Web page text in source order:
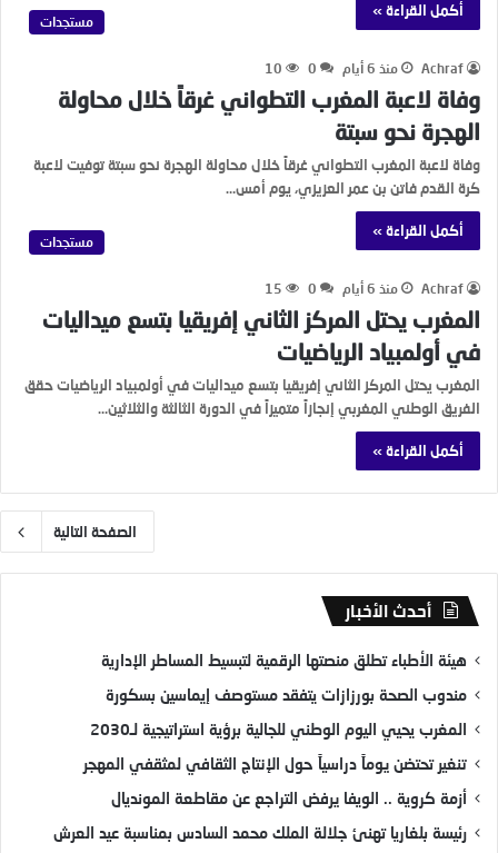
أكمل القراءة »
مستجدات
Achraf منذ 6 أيام 0
10
وفاة لاعبة المغرب التطواني غرقاً خلال محاولة
الهجرة نحو سبتة
وفاة لاعبة المغرب التطواني غرقاً خلال محاولة الهجرة نحو سبتة توفيت لاعبة
كرة القدم فاتن بن عمر العزيزي، يوم أمس…
أكمل القراءة »
مستجدات
Achraf منذ 6 أيام 0
15
المغرب يحتل المركز الثاني إفريقيا بتسع ميداليات
في أولمبياد الرياضيات
المغرب يحتل المركز الثاني إفريقيا بتسع ميداليات في أولمبياد الرياضيات حقق
الفريق الوطني المغربي إنجازاً متميزاً في الدورة الثالثة والثلاثين…
أكمل القراءة »
الصفحة التالية
أحدث الأخبار
هيئة الأطباء تطلق منصتها الرقمية لتبسيط المساطر الإدارية
مندوب الصحة بورزازات يتفقد مستوصف إيماسين بسكورة
المغرب يحيي اليوم الوطني للجالية برؤية استراتيجية لـ2030
تنغير تحتضن يوماً دراسياً حول الإنتاج الثقافي لمثقفي المهجر
أزمة كروية .. الويفا يرفض التراجع عن مقاطعة المونديال
رئيسة بلغاريا تهنئ جلالة الملك محمد السادس بمناسبة عيد العرش